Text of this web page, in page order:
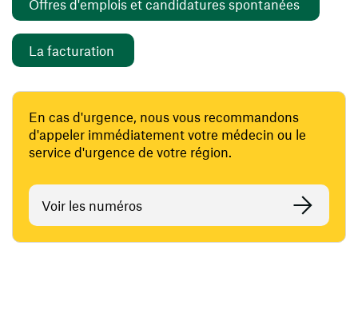
Offres d'emplois et candidatures spontanées
La facturation
En cas d'urgence, nous vous recommandons
d'appeler immédiatement votre médecin ou le
service d'urgence de votre région.
Voir les numéros